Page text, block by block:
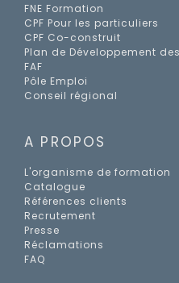
FNE Formation
CPF Pour les particuliers
CPF Co-construit
Plan de Développement
FAF
Pôle Emploi
Conseil régional
A PROPOS
L'organisme de formation
Catalogue
Références clients
Recrutement
Presse
Réclamations
FAQ